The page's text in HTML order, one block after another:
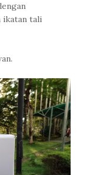
ikatan tali